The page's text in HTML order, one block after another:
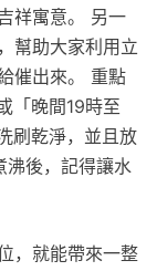
祥寓意。 另一
幫助大家利用立
催出來。 重點
「晚間19時至
刷乾淨，並且放
沸後，記得讓水
，就能帶來一整